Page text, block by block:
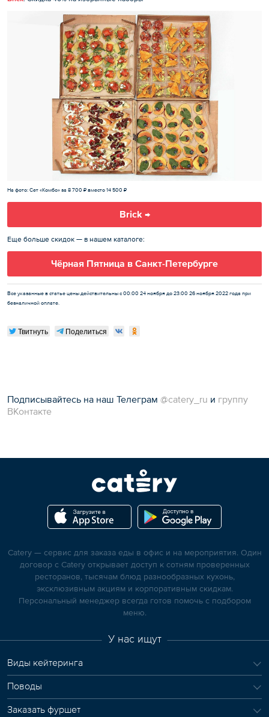
На фото: Сет «Комбо» за 8 700 ₽ вместо 14 500 ₽
Brick →
Еще больше скидок — в нашем каталоге:
Чёрная Пятница в Санкт-Петербурге
Все указанные в статье цены действительны с 00:00 24 ноября до 23:00 26 ноября 2022 года при
безналичной оплате.
Твитнуть Поделиться
Подписывайтесь на наш Телеграм @catery_ru и группу
ВКонтакте
Catery — сервис для заказа еды в офис и на мероприятия. Один
договор с Catery открывает доступ к сотням проверенных
ресторанов, тысячам блюд разнообразных кухонь,
эксклюзивным акциям и корпоративным скидкам.
Персональный менеджер всегда готов помочь с подбором
меню.
У нас ищут
Виды кейтеринга
Поводы
Заказать фуршет